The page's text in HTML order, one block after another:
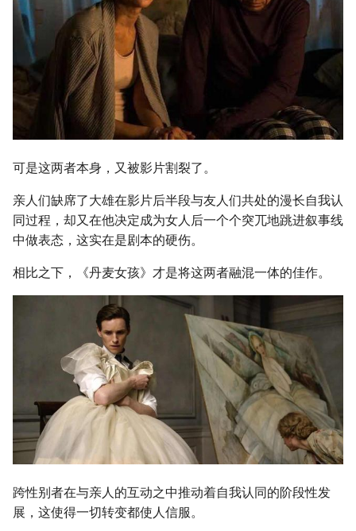
可是这两者本身，又被影片割裂了。
亲人们缺席了大雄在影片后半段与友人们共处的漫长自我认
同过程，却又在他决定成为女人后一个个突兀地跳进叙事线
中做表态，这实在是剧本的硬伤。
相比之下，《丹麦女孩》才是将这两者融混一体的佳作。
跨性别者在与亲人的互动之中推动着自我认同的阶段性发
展，这使得一切转变都使人信服。